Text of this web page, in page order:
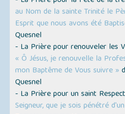
au Nom de la sainte Trinité le
Esprit que nous avons été
Quesnel
- La Prière pour renouveler les
« Ô Jésus, je renouvelle la
mon Baptême de Vous suivre »
Quesnel
- La Prière pour un saint
Seigneur, que je sois pénétré